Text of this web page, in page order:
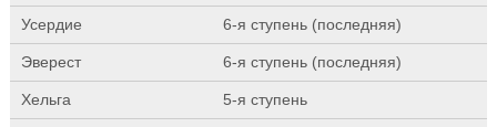
Усердие 6-я ступень (последняя)
Эверест 6-я ступень (последняя)
Хельга 5-я ступень